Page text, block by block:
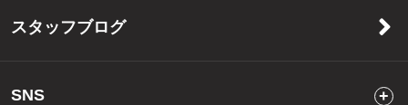
スタッフブログ
SNS